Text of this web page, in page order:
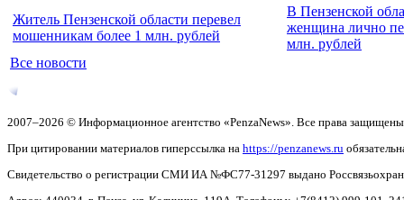
Житель Пензенской области перевел
мошенникам более 1 млн. рублей
В Пензенской
женщина лично
млн. рублей
Все новости
2007–2026 © Информационное агентство «PenzaNews». Все права
При цитировании материалов гиперссылка на https://penzanews.ru
Свидетельство о регистрации СМИ ИА №ФС77-31297 выдано